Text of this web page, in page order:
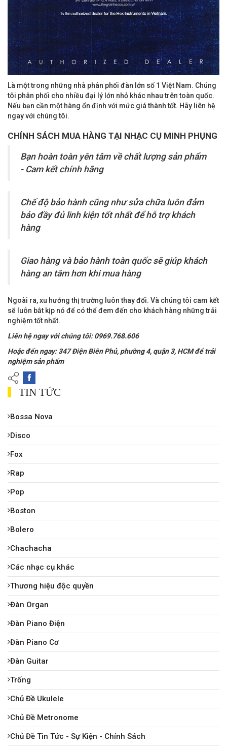
Là một trong những nhà phân phối đàn lớn số 1 Việt Nam. Chúng
tôi phân phối cho nhiều đại lý lớn nhỏ khác nhau trên toàn quốc.
Nếu bạn cần một hàng ổn định với mức giá thành tốt. Hãy liên hệ
ngay với chúng tôi.
CHÍNH SÁCH MUA HÀNG TẠI NHẠC CỤ MINH PHỤNG
Bạn hoàn toàn yên tâm về chất lượng sản phẩm
- Cam kết chính hãng
Chế độ bảo hành cũng như sửa chữa luôn đảm
bảo đầy đủ linh kiện tốt nhất để hỗ trợ khách
hàng
Giao hàng và bảo hành toàn quốc sẽ giúp khách
hàng an tâm hơn khi mua hàng
Ngoài ra, xu hướng thị trường luôn thay đổi. Và chúng tôi cam kết
sẽ luôn bắt kịp nó để có thể đem đến cho khách hàng những trải
nghiệm tốt nhất.
Liên hệ ngay với chúng tôi: 0969.768.606
Hoặc đến ngay: 347 Điện Biên Phủ, phường 4, quận 3, HCM để trải
nghiệm sản phẩm
TIN TỨC
Bossa Nova
Disco
Fox
Rap
Pop
Boston
Bolero
Chachacha
Các nhạc cụ khác
Thương hiệu độc quyền
Đàn Organ
Đàn Piano Điện
Đàn Piano Cơ
Đàn Guitar
Trống
Chủ Đề Ukulele
Chủ Đề Metronome
Chủ Đề Tin Tức - Sự Kiện - Chính Sách